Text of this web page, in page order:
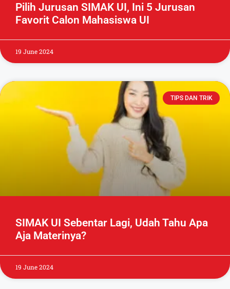
Pilih Jurusan SIMAK UI, Ini 5 Jurusan
Favorit Calon Mahasiswa UI
19 June 2024
TIPS DAN TRIK
SIMAK UI Sebentar Lagi, Udah Tahu Apa
Aja Materinya?
19 June 2024